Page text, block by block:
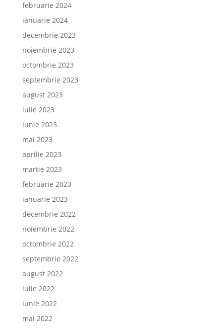
februarie 2024
ianuarie 2024
decembrie 2023
noiembrie 2023
octombrie 2023
septembrie 2023
august 2023
iulie 2023
iunie 2023
mai 2023
aprilie 2023
martie 2023
februarie 2023
ianuarie 2023
decembrie 2022
noiembrie 2022
octombrie 2022
septembrie 2022
august 2022
iulie 2022
iunie 2022
mai 2022